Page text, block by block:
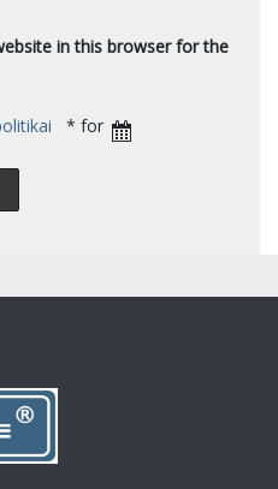
in this browser for the
* for